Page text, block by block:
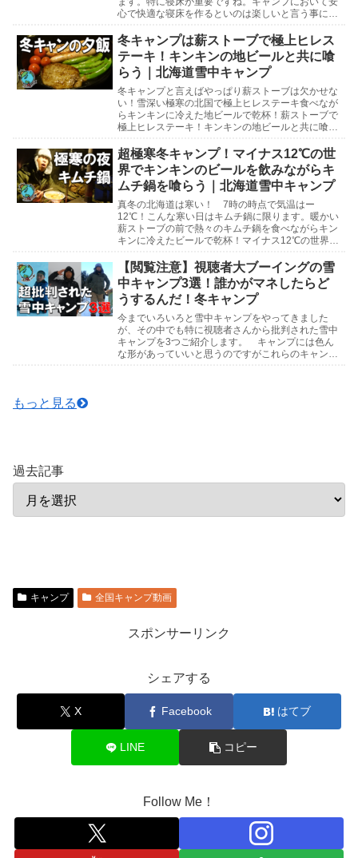
心で快適な寝床を作るといのは楽しいと言う事にも
かかわるよう...
冬キャンプは薪ストーブで極上ヒレス
テーキ！キンキンの地ビールと共に喰
らう｜北海道雪中キャンプ
冬キャンプと言えばやっぱり薪ストーブは欠かせな
い！雪深い極寒の北国で極上ヒレステーキ食べなが
らキンキンに冷えた地ビールで乾杯！薪ストーブで
極上ヒレステーキ！キンキンの地ビールと共に喰ら
マイナス1...
超極寒冬キャンプ！マイナス12℃の世
界でキンキンのビールを飲みながらキ
ムチ鍋を喰らう｜北海道雪中キャンプ
真冬の北海道は寒い！ 7時の時点で気温はー
12℃！こんな寒い日はキムチ鍋に限ります。暖かい
薪ストーブの前で熱々のキムチ鍋を食べながらキン
キンに冷えたビールで乾杯！マイナス12℃の世界で
海道雪中キ...
【閲覧注意】視聴者大ブーイングの雪
中キャンプ3選！誰かがマネしたらど
うするんだ！冬キャンプ
今までいろいろと雪中キャンプをやってきました
が、その中でも特に視聴者さんから批判された雪中
キャンプを3つご紹介します。 キャンプには色ん
な形があっていいと思うのですがこれらのキャンプ
もっと見る
過去記事
キャンプ 全国キャンプ動画
スポンサーリンク
シェアする
X Facebook はてブ
LINE コピー
Follow Me！